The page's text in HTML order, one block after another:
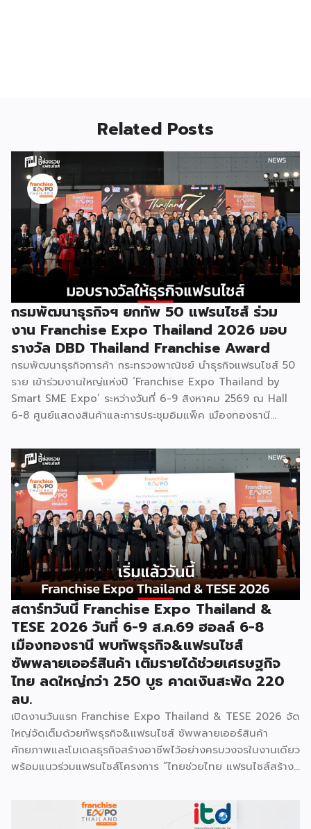
Related Posts
กรมพัฒนาธุรกิจฯ ยกทัพ 50 แฟรนไชส์ ร่วม
งาน Franchise Expo Thailand 2026 มอบ
รางวัล DBD Thailand Franchise Award
กรมพัฒนาธุรกิจการค้า กระทรวงพาณิชย์ นำธุรกิจแฟรนไชส์ 50
ราย เข้าร่วมงานใหญ่แห่งปี ‘Franchise Expo Thailand by
Smart SME Expo’ ระหว่างวันที่ 6-9 สิงหาคม 2569 ณ Hall
6-8 ศูนย์แสดงสินค้าและการประชุมอิมแพ็ค เมืองทองธานี
2026 ให้แก่ผู้ประกอบธุรกิจแฟรนไชส์ที่อยู่ในการส่งเสริมสนับสนุน
ของกรมฯ นายพูนพงษ์ นัยนาภากรณ์ อธิบดีกรมพัฒนาธุรกิจ
การค้า กระทรวงพาณิชย์ เปิดเผยภายหลังเป็นประธานเปิดงาน
“งานแฟรนไชส์ เอ็กซ์โป ไทยแลนด์ บาย สมาร์ท เอสเอ็มอี เอ็กซ์
โป (Franchise Expo Thailand by Smart SME Expo)” ซึ่ง
เป็นงานแสดงธุรกิจแฟรนไชส์ชั้นนำที่จัดขึ้นโดย บริษัท พีเอ็มจี
คอร์ปอเรชัน จำกัด เพื่อยกระดับศักยภาพของผู้ประกอบการและ
เจ้าของธุรกิจที่ต้องการขยายกิจการผ่านระบบแฟรนไชส์ […]
สตาร์ทวันนี้ Franchise Expo Thailand &
TESE 2026 วันที่ 6-9 ส.ค.69 ฮอลล์ 6-8
เมืองทองธานี พบทัพธุรกิจ&แฟรนไชส์
ซัพพลายเออร์สินค้า เติมรายได้ช่วยเศรษฐกิจ
ไทย ลดใหญ่กว่า 250 บูธ คาดเงินสะพัด 220
ลบ.
เปิดงานวันแรก Franchise Expo Thailand & TESE 2026 จัด
ใหญ่จัดเต็มด้วยทัพธุรกิจ&แฟรนไชส์ ซัพพลายเออร์สินค้า
ศักยภาพและโมเดลธุรกิจสร้างอาชีพไว้อย่างครบวงจรในงานเดียว
พร้อมแนวร่วมแฟรนไชส์โครงการ “ไทยช่วยไทย แฟรนไชส์สร้าง
รวมกว่า 250 บูธ บนพื้นที่ 15,000 ตารางเมตร หวังเป็นทาง
เลือกสร้างรายได้เพิ่มและพยุงเศรษฐกิจไทยให้ฟื้นตัว เสิร์ฟครบ